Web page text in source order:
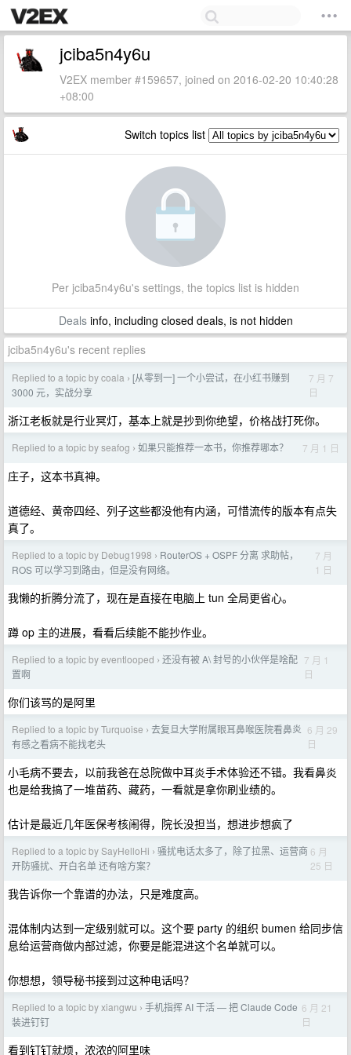
jciba5n4y6u
V2EX member #159657, joined on 2016-02-20 10:40:28
+08:00
Switch topics list
Per jciba5n4y6u's settings, the topics list is hidden
Dealsinfo, including closed deals, is not hidden
jciba5n4y6u's recent replies
Replied to a topic by coala › [从零到一] 一个小尝试，在小红书赚到
3000 元，实战分享
7 月 7
日
浙江老板就是行业冥灯，基本上就是抄到你绝望，价格战打死你。
Replied to a topic by seafog › 如果只能推荐一本书，你推荐哪本？ 7 月 1 日
庄子，这本书真神。
道德经、黄帝四经、列子这些都没他有内涵，可惜流传的版本有点失
真了。
Replied to a topic by Debug1998 › RouterOS + OSPF 分离 求助帖，
ROS 可以学习到路由，但是没有网络。
7 月
1 日
我懒的折腾分流了，现在是直接在电脑上 tun 全局更省心。
蹲 op 主的进展，看看后续能不能抄作业。
Replied to a topic by eventlooped › 还没有被 A\ 封号的小伙伴是啥配
置啊
7 月 1
日
你们该骂的是阿里
Replied to a topic by Turquoise › 去复旦大学附属眼耳鼻喉医院看鼻炎
有感之看病不能找老头
6 月 29
日
小毛病不要去，以前我爸在总院做中耳炎手术体验还不错。我看鼻炎
也是给我搞了一堆苗药、藏药，一看就是拿你刷业绩的。
估计是最近几年医保考核闹得，院长没担当，想进步想疯了
Replied to a topic by SayHelloHi › 骚扰电话太多了，除了拉黑、运营商
开防骚扰、开白名单 还有啥方案？
6 月
25 日
我告诉你一个靠谱的办法，只是难度高。
混体制内达到一定级别就可以。这个要 party 的组织 bumen 给同步信
息给运营商做内部过滤，你要是能混进这个名单就可以。
你想想，领导秘书接到过这种电话吗？
Replied to a topic by xiangwu › 手机指挥 AI 干活 — 把 Claude Code
装进钉钉
6 月 21
日
看到钉钉就烦，浓浓的阿里味